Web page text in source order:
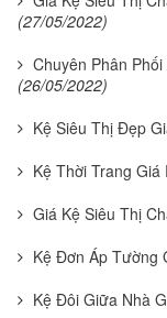
(27/05/2022)
Chuyên Phân
(26/05/2022)
Kệ Siêu Thị Đẹp
Kệ Thời Trang Giá
Giá Kệ Siêu Thị
Kệ Đơn Áp Tường
Kệ Đôi Giữa Nhà